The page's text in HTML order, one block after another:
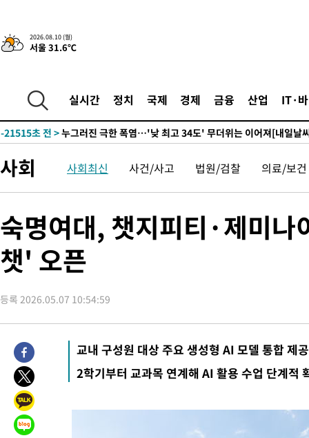
2026.08.10 (월)
서울 31.6℃
실시간 정치 국제 경제 금융 산업 IT·
-25696초 전 >[단독]체온 40.6도 쓰러진 해명…"엄살"이라며 훈련강요
-24704초 전 >[속보]강훈식 "충청권 246조·영남권 107조 투자 프로젝트 올
진…상생무역금융 5조 공급"
-23903초 전 >
[속보]강훈식 "연내 메가특구특별법 제정 추진…인허가·환경
평가 단축"
-22271초 전 >
대
-21515초 전 >누그러진 극한 폭염…'낮 최고 34도' 무더위는 이어져[내일날
-15924초 전 >
[속보]원·달러 환율, 2.3원 오른 1418.4원 마감
-15768초 전 >[속보]코스피, 40.89포인트(0.65%) 오른 6299.66 마감
-12461초 전 >대포통장 107개로 불법도박 수익 5062억 세탁…19명 검거
-10938초 전 > [속보]이 대통령 "2028년 중순까지 광주 군공항 기능 다른 군
으로 임시 배치해 산단 조기 착공"
-8088초 전 >포항스틸야드 관중석 천장 석재 낙하…K리그 전구장 긴급 점검
1시간 전 >[속보]코스닥 지수 5%대 급등에 '매수 사이드카' 발동
2시간 전 >[속보]원·달러 환율, 오전 9시 1410.3원
2시간 전 >
[속보]코스닥, 8.85포인트(1.11%) 오른 807.66 개장
2시간 전 >
[속보]코스피, 47.56포인트(0.76%) 오른 6306.33 개장
2시간 전 >
[속보]지하철 1호선 상행선 용산역 무정차 통과…"집회·시위"
3시간 전 >
-25696초 전 >
사회 사회최신 사건/사고 법원/검찰 의료/보건
숙명여대, 챗지피티·제미
챗' 오픈
등록 2026.05.07 10:54:59
교내 구성원 대상 주요 생성형 AI 모델 통합 제공
2학기부터 교과목 연계해 AI 활용 수업 단계적